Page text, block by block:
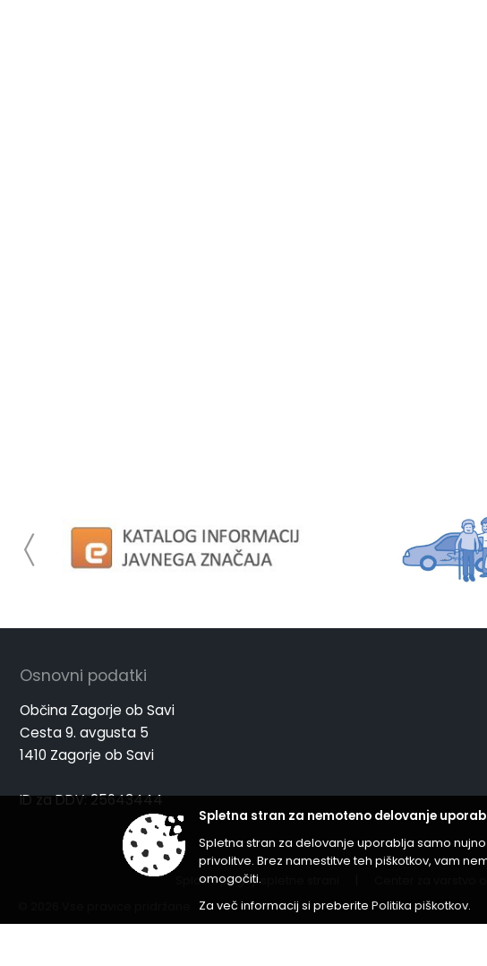
Osnovni podatki
Občina Zagorje ob Savi
Cesta 9. avgusta 5
1410 Zagorje ob Savi
ID za DDV: 25643444
Splošni pogoji spletne strani
Spletna stran za nemoteno delovanje
Spletna stran za delovanje uporablja samo
privolitve. Brez namestitve teh piškotkov, vam
omogočiti.
Za več informacij si preberite Politika piškotkov.